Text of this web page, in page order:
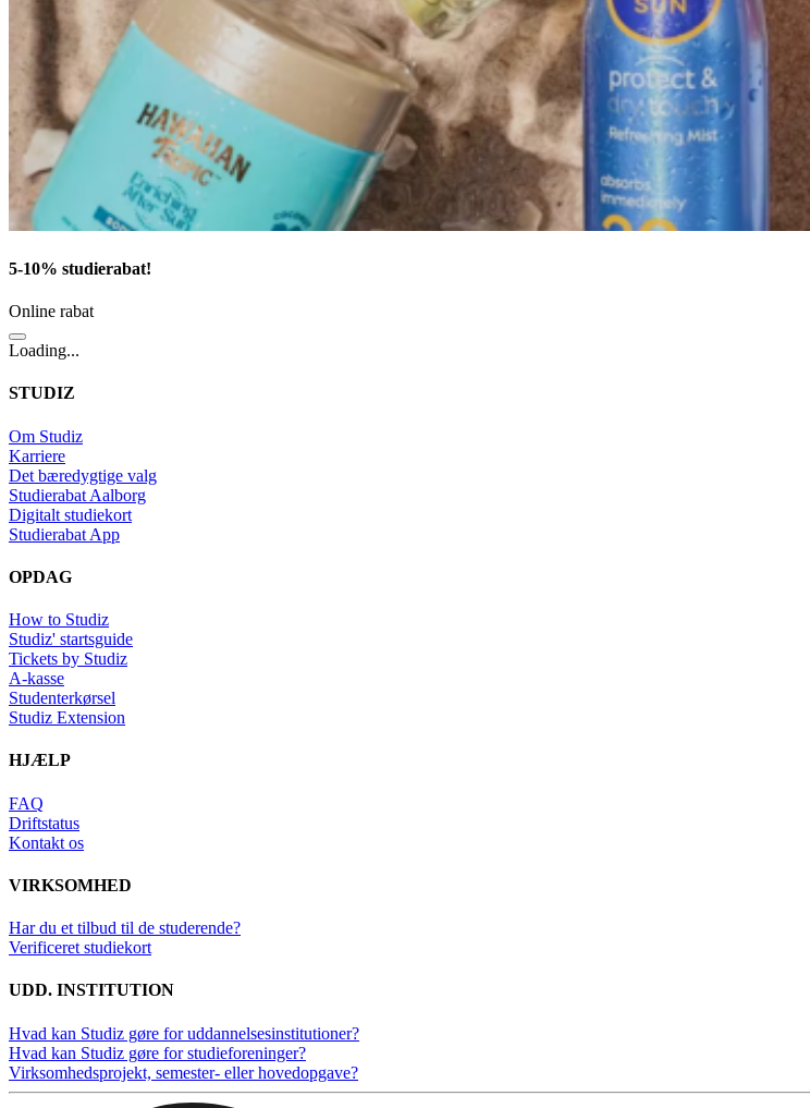
5-10% studierabat!
Online rabat
Loading...
STUDIZ
Om Studiz
Karriere
Det bæredygtige valg
Studierabat Aalborg
Digitalt studiekort
Studierabat App
OPDAG
How to Studiz
Studiz' startsguide
Tickets by Studiz
A-kasse
Studenterkørsel
Studiz Extension
HJÆLP
FAQ
Driftstatus
Kontakt os
VIRKSOMHED
Har du et tilbud til de studerende?
Verificeret studiekort
UDD. INSTITUTION
Hvad kan Studiz gøre for uddannelsesinstitutioner?
Hvad kan Studiz gøre for studieforeninger?
Virksomhedsprojekt, semester- eller hovedopgave?